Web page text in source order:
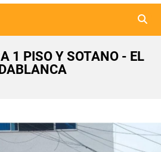
1 PISO Y SOTANO - EL